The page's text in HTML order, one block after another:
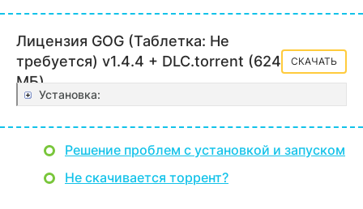
Лицензия GOG (Таблетка: Не
требуется) v1.4.4 + DLC.torrent (624
МБ)
СКАЧАТЬ
Установка:
Решение проблем с установкой и запуском
Не скачивается торрент?